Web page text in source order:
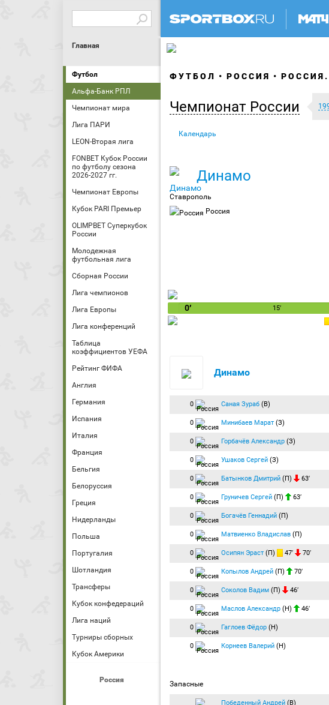
Главная
Футбол
Альфа-Банк РПЛ
Чемпионат мира
Лига ПАРИ
LEON-Вторая лига
FONBET Кубок России
по футболу сезона
2026-2027 гг.
Чемпионат Европы
Кубок PARI Премьер
OLIMPBET Суперкубок
России
Молодежная
футбольная лига
Сборная России
Лига чемпионов
Лига Европы
Лига конференций
Таблица
коэффициентов УЕФА
Рейтинг ФИФА
Англия
Германия
Испания
Италия
Франция
Бельгия
Белоруссия
Греция
Нидерланды
Польша
Португалия
Шотландия
Трансферы
Кубок конфедераций
Лига наций
Турниры сборных
Кубок Америки
Россия
ФУТБОЛ РОССИЯ
Чемпионат России
Календарь
Динамо
Ставрополь
Россия
0′ 15′
Динамо
0 Саная Зураб (В)
0 Минибаев Марат (З)
0 Горбачёв Александр (З)
0 Ушаков Сергей (З)
0 Батынков Дмитрий (П) 63′
0 Груничев Сергей (П) 63′
0 Богачёв Геннадий (П)
0 Матвиенко Владислав (П)
0 Осипян Эраст (П) 47′ 70′
0 Копылов Андрей (П) 70′
0 Соколов Вадим (П) 46′
0 Маслов Александр (Н) 46′
0 Гаглоев Фёдор (Н)
0 Корнеев Валерий (Н)
Запасные
Победенный Андрей (В)